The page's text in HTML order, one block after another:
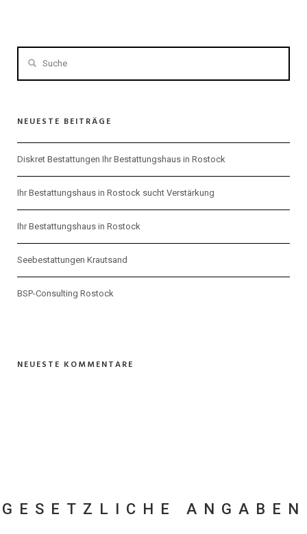
NEUESTE BEITRÄGE
Diskret Bestattungen Ihr Bestattungshaus in Rostock
Ihr Bestattungshaus in Rostock sucht Verstärkung
Ihr Bestattungshaus in Rostock
Seebestattungen Krautsand
BSP-Consulting Rostock
NEUESTE KOMMENTARE
GESETZLICHE ANGABEN